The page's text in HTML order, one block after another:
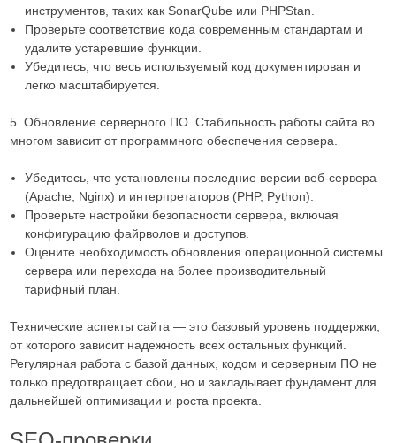
инструментов, таких как SonarQube или PHPStan.
Проверьте соответствие кода современным стандартам и
удалите устаревшие функции.
Убедитесь, что весь используемый код документирован и
легко масштабируется.
5. Обновление серверного ПО. Стабильность работы сайта во
многом зависит от программного обеспечения сервера.
Убедитесь, что установлены последние версии веб-сервера
(Apache, Nginx) и интерпретаторов (PHP, Python).
Проверьте настройки безопасности сервера, включая
конфигурацию файрволов и доступов.
Оцените необходимость обновления операционной системы
сервера или перехода на более производительный
тарифный план.
Технические аспекты сайта — это базовый уровень поддержки,
от которого зависит надежность всех остальных функций.
Регулярная работа с базой данных, кодом и серверным ПО не
только предотвращает сбои, но и закладывает фундамент для
дальнейшей оптимизации и роста проекта.